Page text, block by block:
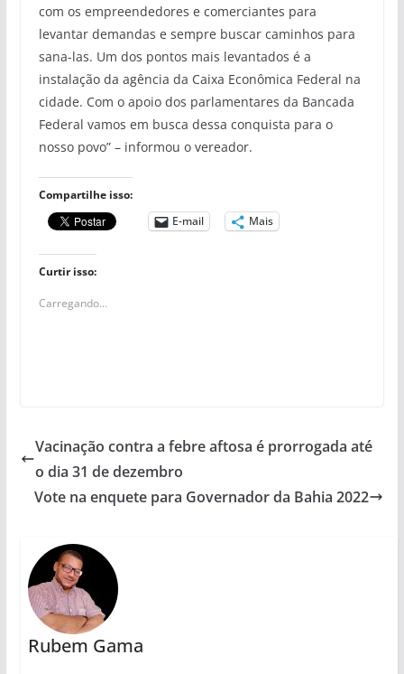
com os empreendedores e comerciantes para
levantar demandas e sempre buscar caminhos para
sana-las. Um dos pontos mais levantados é a
instalação da agência da Caixa Econômica Federal na
cidade. Com o apoio dos parlamentares da Bancada
Federal vamos em busca dessa conquista para o
nosso povo” – informou o vereador.
Compartilhe isso:
E-mail
Mais
Curtir isso:
Carregando...
Vacinação contra a febre aftosa é prorrogada até
o dia 31 de dezembro
Vote na enquete para Governador da Bahia 2022
Rubem Gama